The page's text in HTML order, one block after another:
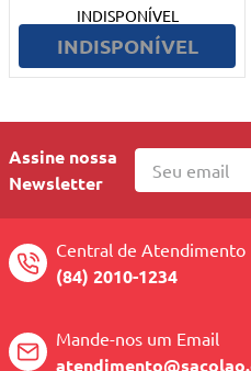
INDISPONÍVEL
INDISPONÍVEL
Assine nossa
Newsletter
Central de Atendimento
(84) 2010-1234
Mande-nos um Email